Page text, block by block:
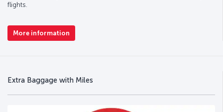
flights.
More information
Extra Baggage with Miles